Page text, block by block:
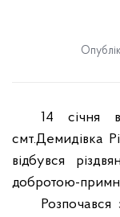
14 січня
смт.Демидівка
відбувся
добротою-
Розпочався